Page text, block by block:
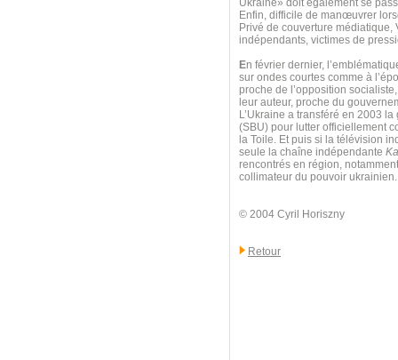
Ukraine» doit également se
Enfin, difficile de manœuvrer
Privé de couverture
indépendants, victimes de
En février dernier,
sur ondes courtes comme à
proche de l’opposition
leur auteur, proche du
L’Ukraine a transféré en 2003
(SBU) pour lutter officiellement
la Toile. Et puis si la télévision
seule la chaîne indépendante
rencontrés en région,
collimateur du pouvoir ukrainien.
© 2004 Cyril Horiszny
Retour